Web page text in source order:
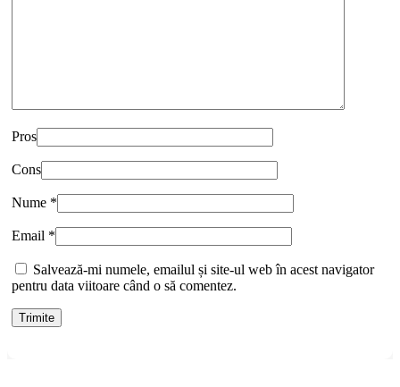
Pros
Cons
Nume *
Email *
Salvează-mi numele, emailul și site-ul web în acest navigator
pentru data viitoare când o să comentez.